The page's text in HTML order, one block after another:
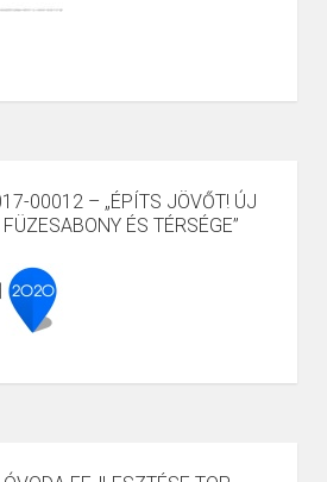
00012 – „ÉPÍTS JÖVŐT! ÚJ
ÉS TÉRSÉGE”